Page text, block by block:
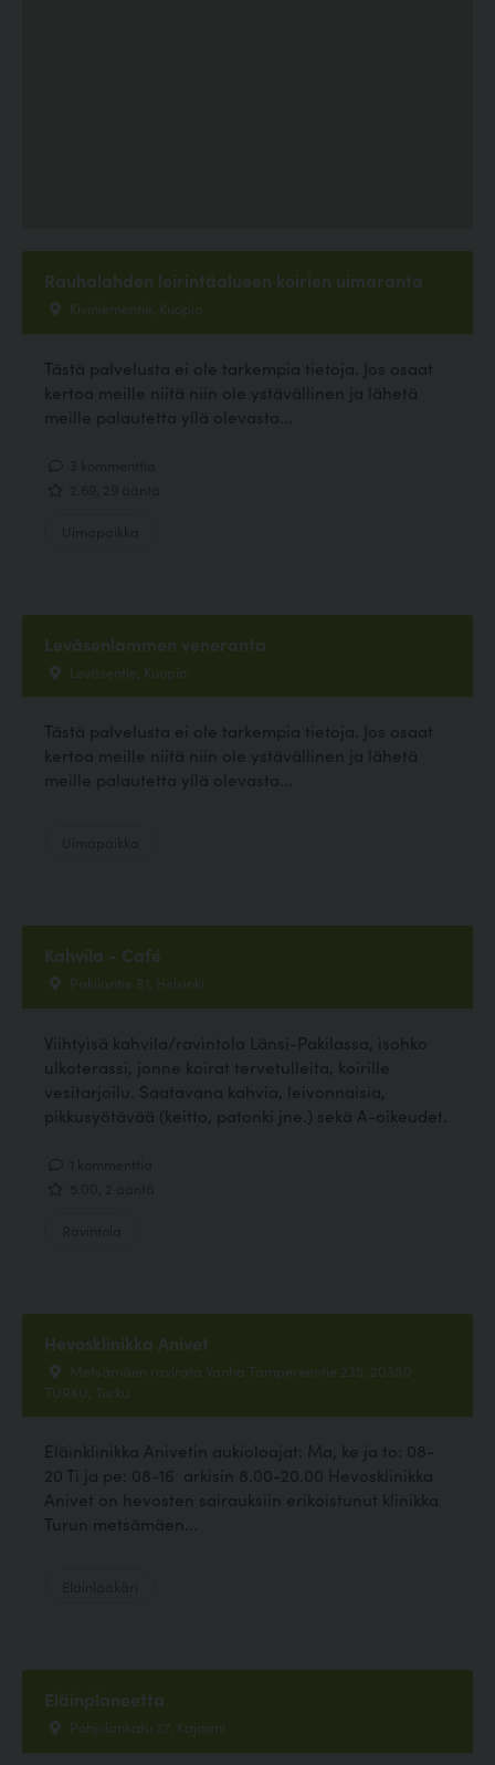
Rauhalahden leirintäalueen koirien uimaranta
Kiviniementie, Kuopio
Tästä palvelusta ei ole tarkempia tietoja. Jos osaat
kertoa meille niitä niin ole ystävällinen ja lähetä
meille palautetta yllä olevasta...
Leväsenlammen veneranta
Leväsentie, Kuopio
Tästä palvelusta ei ole tarkempia tietoja. Jos osaat
kertoa meille niitä niin ole ystävällinen ja lähetä
meille palautetta yllä olevasta...
Kahvila - Café
Pakilantie 81, Helsinki
Viihtyisä kahvila/ravintola Länsi-Pakilassa, isohko
ulkoterassi, jonne koirat tervetulleita, koirille
vesitarjoilu. Saatavana kahvia, leivonnaisia,
pikkusyötävää (keitto, patonki jne.) sekä A-oikeudet.
Hevosklinikka Anivet
Metsämäen ravirata Vanha Tampereentie 235, 20380
TURKU, Turku
Eläinklinikka Anivetin aukioloajat: Ma, ke ja to: 08-
20 Ti ja pe: 08-16 arkisin 8.00-20.00 Hevosklinikka
Anivet on hevosten sairauksiin erikoistunut klinikka
Turun metsämäen...
Eläinplaneetta
Pohjolankatu 27, Kajaani